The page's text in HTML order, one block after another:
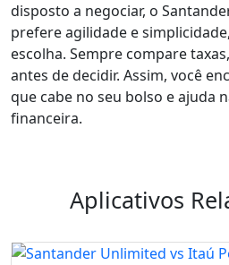
disposto a negociar, o
prefere agilidade e
escolha. Sempre compare
antes de decidir. Assim, você
que cabe no seu bolso e ajuda
financeira.
Aplicativos